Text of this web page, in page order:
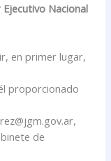
Nacional
en primer lugar,
proporcionado
de